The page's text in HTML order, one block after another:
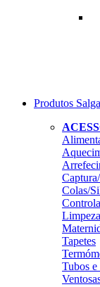
Produtos
Colas/
Tapetes
Tubos